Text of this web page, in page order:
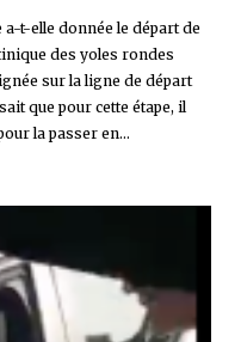
t-elle donnée le départ de
des yoles rondes
sur la ligne de départ
que pour cette étape, il
la passer en...